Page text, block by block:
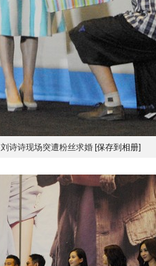
刘诗诗现场突遭粉丝求婚 [保存到相册]